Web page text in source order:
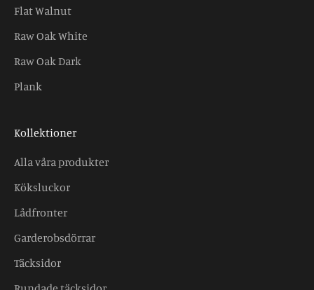
Flat Walnut
Raw Oak White
Raw Oak Dark
Plank
Kollektioner
Alla våra produkter
Köksluckor
Lådfronter
Garderobsdörrar
Täcksidor